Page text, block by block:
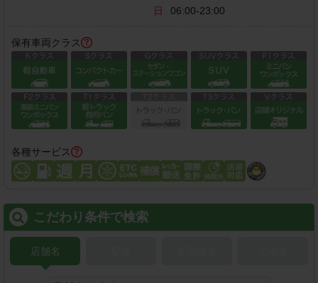
日
06:00-23:00
保有車両クラス
各種サービス
こだわり条件で検索
店舗名